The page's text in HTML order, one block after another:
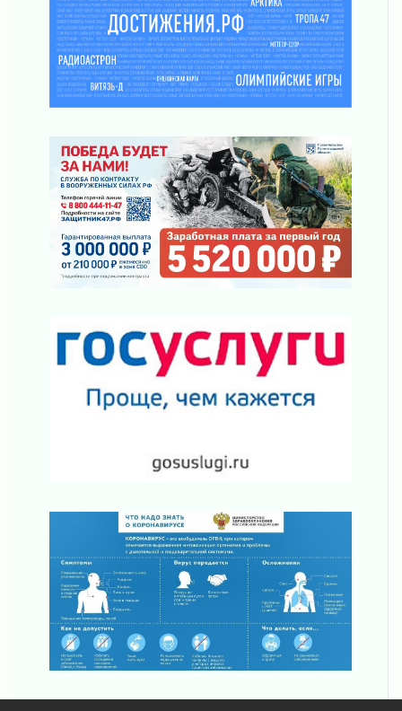
ПСК через Гослуслуги напомнит жителям
Ленинградской области о неоплаченных
счетах
02 августа 2026
Пропавшего подростка нашли в Кировском
районе Ленобласти
Жителям Ленобласти напомнили, как
действовать при укусе клеща
02 августа 2026
В Ивангороде назвали новых почетных
граждан Ленинградской области
02 августа 2026
Готовность №1
отправили на реставрацию
02 августа 2026
Ленобласть внедрила передовую подготовку
операторов БПЛА
02 августа 2026
01 августа 2026
Лето катится с горки
01 августа 2026
В Ленобласти открылась экспозиция к 150-
летию Билибина
01 августа 2026
Лето без гаджетов
01 августа 2026